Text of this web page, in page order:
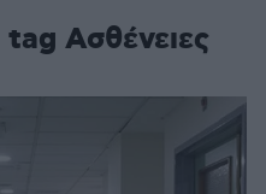
Ασθένειες